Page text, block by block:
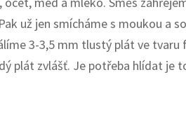
už jen smícháme s moukou
3-3,5 mm tlustý plát ve
plát zvlášť. Je potřeba hlídat